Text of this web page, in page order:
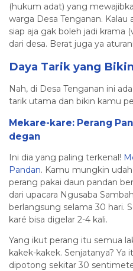
(hukum adat) yang
warga Desa Tenganan.
siap aja gak boleh jadi krama
dari desa. Berat juga ya
Daya Tarik yang
Nah, di Desa Tenganan ini
tarik utama dan bikin kamu
Mekare-kare: Perang
degan
Ini dia yang paling terkenal!
Pandan. Kamu mungkin
perang pakai daun pandan
dari upacara Ngusaba
berlangsung selama 30 hari.
karé bisa digelar 2-4 kali.
Yang ikut perang itu semua
kakek-kakek. Senjatanya? Ya
dipotong sekitar 30